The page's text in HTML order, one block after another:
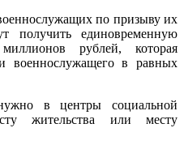
по призыву их
получить единовременную
рублей, которая
военнослужащего в равных
в центры социальной
жительства или месту